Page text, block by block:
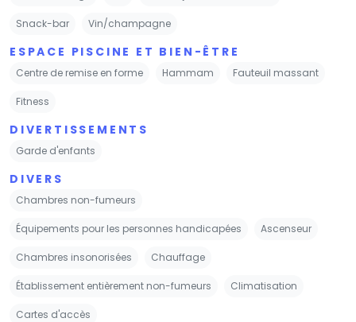
Snack-bar Vin/champagne
ESPACE PISCINE ET BIEN-ÊTRE
Centre de remise en forme Hammam Fauteuil massant
Fitness
DIVERTISSEMENTS
Garde d'enfants
DIVERS
Chambres non-fumeurs
Équipements pour les personnes handicapées Ascenseur
Chambres insonorisées Chauffage
Établissement entièrement non-fumeurs Climatisation
Cartes d'accès